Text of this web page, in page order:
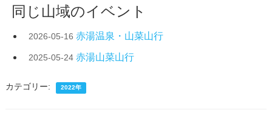
同じ山域のイベント
2026-05-16 赤湯温泉・山菜山行
2025-05-24 赤湯山菜山行
カテゴリー: 2022年